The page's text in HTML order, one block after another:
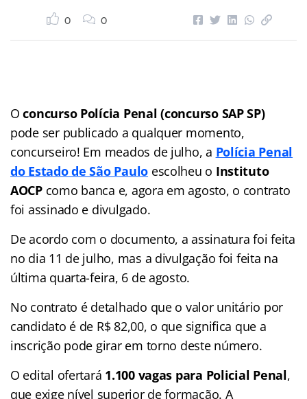
0 0
Oconcurso Polícia Penal (concurso SAP SP)
pode ser publicado a qualquer momento,
concurseiro! Em meados de julho, a Polícia Penal
do Estado de São Paulo escolheu o Instituto
AOCPcomo banca e, agora em agosto, o contrato
foi assinado e divulgado.
De acordo com o documento, a assinatura foi feita
no dia 11 de julho, mas a divulgação foi feita na
última quarta-feira, 6 de agosto.
No contrato é detalhado que o valor unitário por
candidato é de R$ 82,00, o que significa que a
inscrição pode girar em torno deste número.
O edital ofertará 1.100 vagas para Policial Penal,
que exige nível superior de formação. A